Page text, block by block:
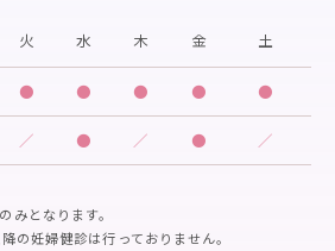
となります。
の妊婦健診は行っておりません。
火 水 木 金 土
● ● ● ● ●
／ ● ／ ● ／